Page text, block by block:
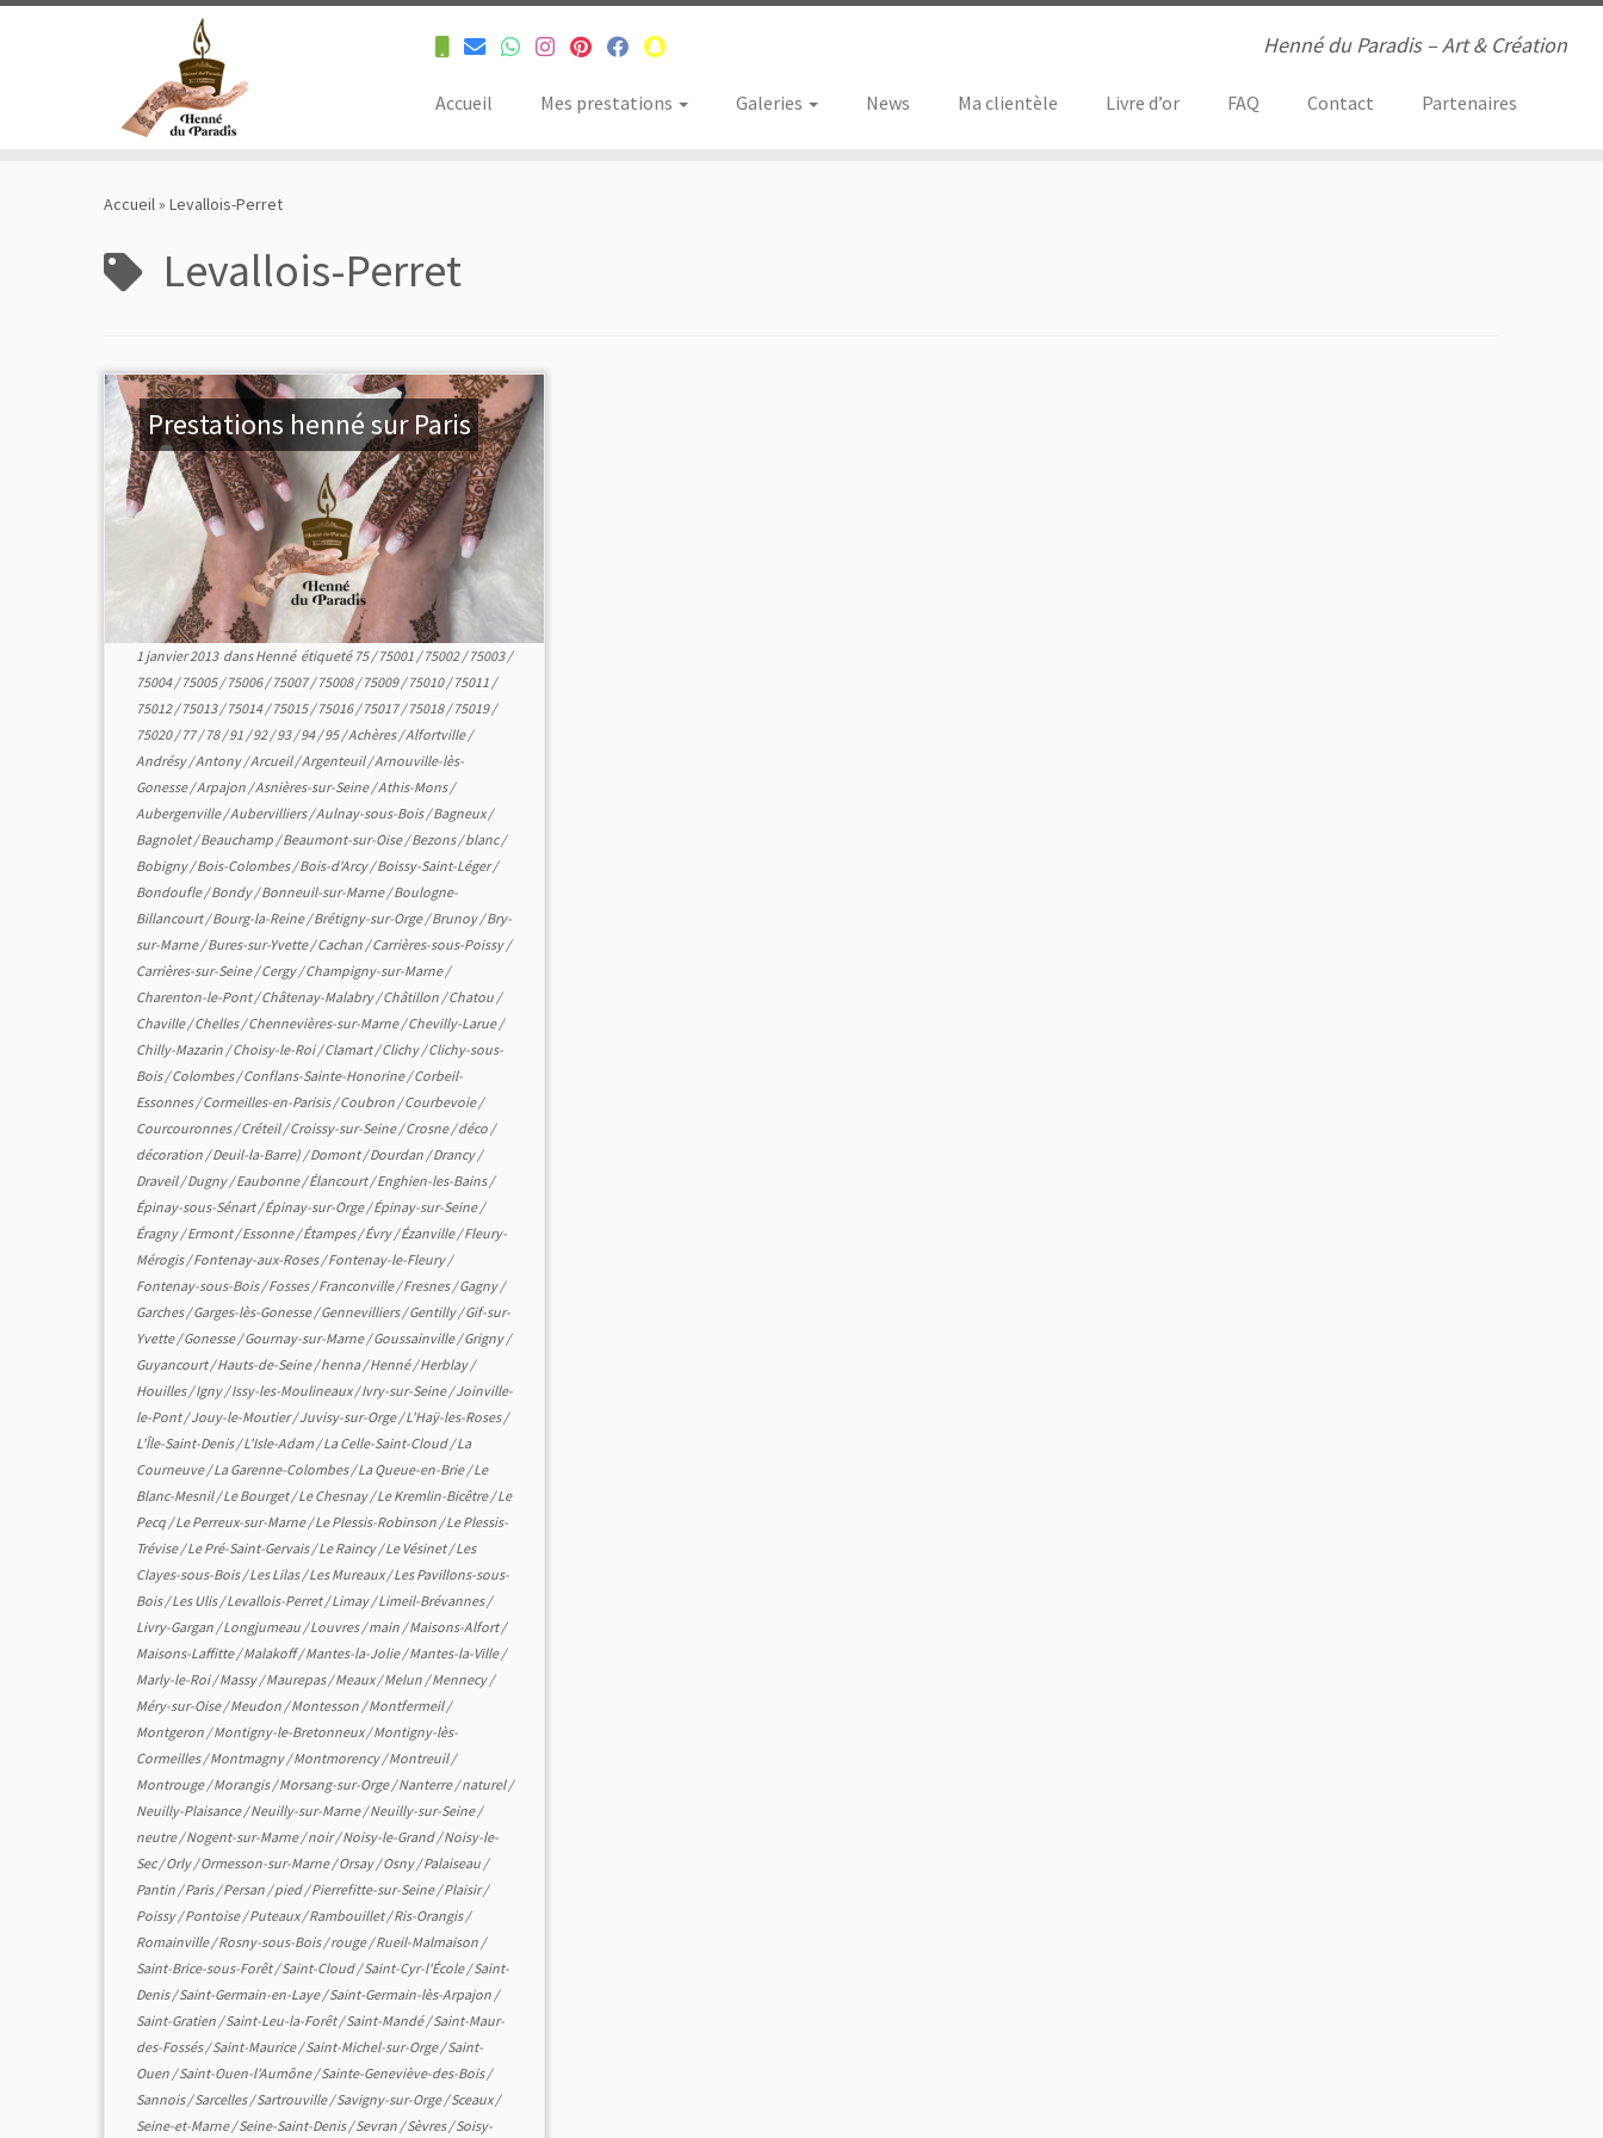
Henné du Paradis – Art & Création
Accueil Mes prestations Galeries News Ma clientèle Livre d’or FAQ Contact Partenaires
Accueil» Levallois-Perret
Levallois-Perret
Prestations henné sur Paris
1 janvier 2013dansHenné étiqueté 75/75001 /75002/75003/
75004/75005/75006/75007/75008/75009/75010/75011 /
75012/75013/75014/75015/75016/75017/75018/75019/
75020/77/78/91 /92/93/94/95/Achères/Alfortville/
Andrésy/Antony/Arcueil/Argenteuil/Arnouville-lès-
Gonesse/Arpajon /Asnières-sur-Seine/Athis-Mons/
Aubergenville/Aubervilliers/Aulnay-sous-Bois/Bagneux/
Bagnolet/Beauchamp /Beaumont-sur-Oise/Bezons/blanc/
Bobigny/Bois-Colombes/Bois-d'Arcy/Boissy-Saint-Léger/
Bondoufle/Bondy/Bonneuil-sur-Marne/Boulogne-
Billancourt/Bourg-la-Reine/Brétigny-sur-Orge/Brunoy/Bry-
sur-Marne/Bures-sur-Yvette/Cachan /Carrières-sous-Poissy/
Carrières-sur-Seine/Cergy/Champigny-sur-Marne/
Charenton-le-Pont/Châtenay-Malabry/Châtillon /Chatou /
Chaville/Chelles/Chennevières-sur-Marne/Chevilly-Larue/
Chilly-Mazarin /Choisy-le-Roi/Clamart/Clichy/Clichy-sous-
Bois/Colombes/Conflans-Sainte-Honorine/Corbeil-
Essonnes/Cormeilles-en-Parisis/Coubron /Courbevoie/
Courcouronnes/Créteil/Croissy-sur-Seine/Crosne/déco /
décoration /Deuil-la-Barre) /Domont/Dourdan /Drancy/
Draveil/Dugny/Eaubonne/Élancourt/Enghien-les-Bains/
Épinay-sous-Sénart/Épinay-sur-Orge/Épinay-sur-Seine/
Éragny/Ermont/Essonne/Étampes/Évry/Ézanville/Fleury-
Mérogis/Fontenay-aux-Roses/Fontenay-le-Fleury/
Fontenay-sous-Bois/Fosses/Franconville/Fresnes/Gagny/
Garches/Garges-lès-Gonesse/Gennevilliers/Gentilly/Gif-sur-
Yvette/Gonesse/Gournay-sur-Marne/Goussainville/Grigny/
Guyancourt/Hauts-de-Seine/henna/Henné/Herblay/
Houilles/Igny/Issy-les-Moulineaux/Ivry-sur-Seine/Joinville-
le-Pont/Jouy-le-Moutier/Juvisy-sur-Orge/L'Haÿ-les-Roses/
L'Île-Saint-Denis/L'Isle-Adam /La Celle-Saint-Cloud/La
Courneuve/La Garenne-Colombes/La Queue-en-Brie/Le
Blanc-Mesnil/Le Bourget/Le Chesnay/Le Kremlin-Bicêtre/Le
Pecq /Le Perreux-sur-Marne/Le Plessis-Robinson /Le Plessis-
Trévise/Le Pré-Saint-Gervais/Le Raincy/Le Vésinet/Les
Clayes-sous-Bois/Les Lilas/Les Mureaux/Les Pavillons-sous-
Bois/Les Ulis/Levallois-Perret/Limay/Limeil-Brévannes/
Livry-Gargan /Longjumeau /Louvres/main /Maisons-Alfort/
Maisons-Laffitte/Malakoff/Mantes-la-Jolie/Mantes-la-Ville/
Marly-le-Roi/Massy/Maurepas/Meaux/Melun /Mennecy/
Méry-sur-Oise/Meudon /Montesson /Montfermeil/
Montgeron /Montigny-le-Bretonneux/Montigny-lès-
Cormeilles/Montmagny/Montmorency/Montreuil/
Montrouge/Morangis/Morsang-sur-Orge/Nanterre/naturel/
Neuilly-Plaisance/Neuilly-sur-Marne/Neuilly-sur-Seine/
neutre/Nogent-sur-Marne/noir/Noisy-le-Grand/Noisy-le-
Sec/Orly/Ormesson-sur-Marne/Orsay/Osny/Palaiseau /
Pantin /Paris/Persan /pied/Pierrefitte-sur-Seine/Plaisir/
Poissy/Pontoise/Puteaux/Rambouillet/Ris-Orangis/
Romainville/Rosny-sous-Bois/rouge/Rueil-Malmaison /
Saint-Brice-sous-Forêt/Saint-Cloud/Saint-Cyr-l'École/Saint-
Denis/Saint-Germain-en-Laye/Saint-Germain-lès-Arpajon /
Saint-Gratien /Saint-Leu-la-Forêt/Saint-Mandé/Saint-Maur-
des-Fossés/Saint-Maurice/Saint-Michel-sur-Orge/Saint-
Ouen /Saint-Ouen-l'Aumône/Sainte-Geneviève-des-Bois/
Sannois/Sarcelles/Sartrouville/Savigny-sur-Orge/Sceaux/
Seine-et-Marne/Seine-Saint-Denis/Sevran /Sèvres/Soisy-